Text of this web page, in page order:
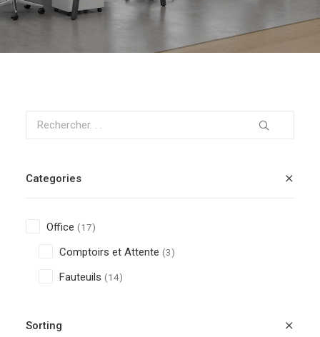
Categories
Office (17)
Comptoirs et Attente (3)
Fauteuils (14)
Sorting